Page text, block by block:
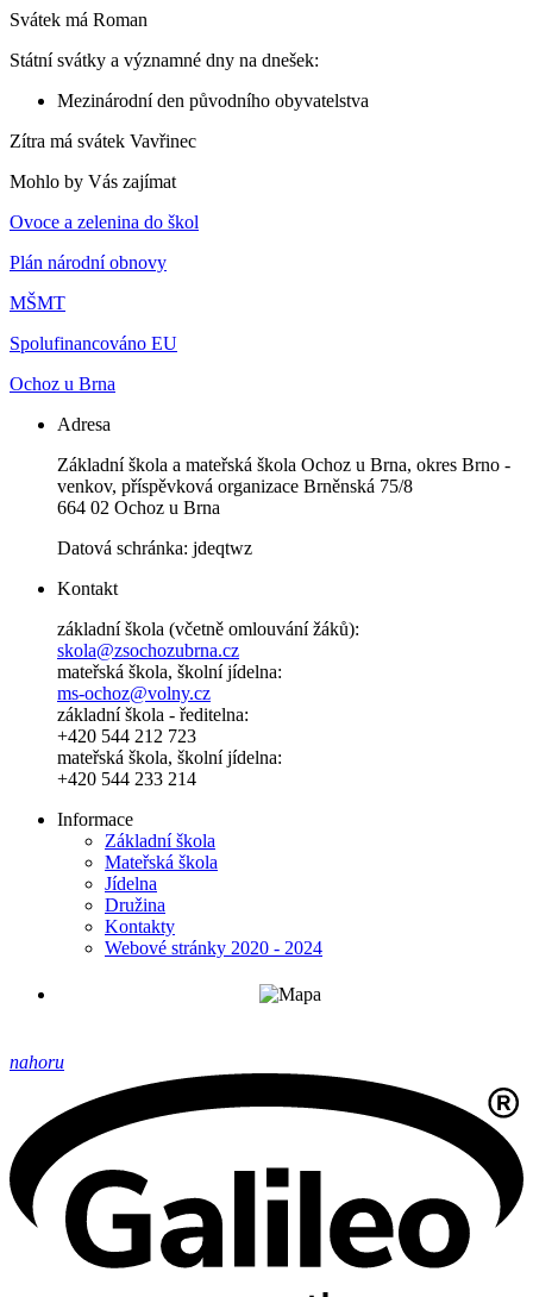
Svátek má Roman
Státní svátky a významné dny na dnešek:
Mezinárodní den původního obyvatelstva
Zítra má svátek Vavřinec
Mohlo by Vás zajímat
Ovoce a zelenina do škol
Plán národní obnovy
MŠMT
Spolufinancováno EU
Ochoz u Brna
Adresa
Základní škola a mateřská škola Ochoz u Brna, okres Brno -
venkov, příspěvková organizace Brněnská 75/8
664 02 Ochoz u Brna
Datová schránka: jdeqtwz
Kontakt
základní škola (včetně omlouvání žáků):
skola@zsochozubrna.cz
mateřská škola, školní jídelna:
ms-ochoz@volny.cz
základní škola - ředitelna:
+420 544 212 723
mateřská škola, školní jídelna:
+420 544 233 214
Informace
Základní škola
Mateřská škola
Jídelna
Družina
Kontakty
Webové stránky 2020 - 2024
nahoru